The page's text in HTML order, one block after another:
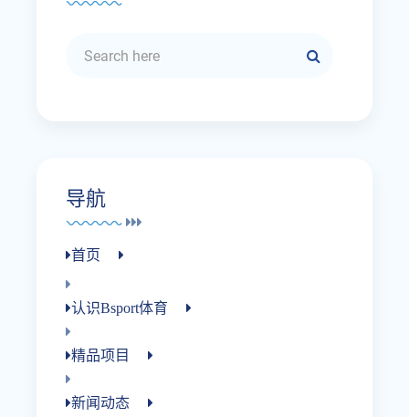
导航
首页
认识bsport体育
精品项目
新闻动态